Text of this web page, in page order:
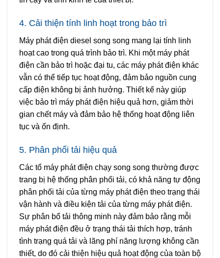
4. Cải thiện tính linh hoạt trong bảo trì
Máy phát điện diesel song song mang lại tính linh
hoạt cao trong quá trình bảo trì. Khi một máy phát
điện cần bảo trì hoặc đại tu, các máy phát điện khác
vẫn có thể tiếp tục hoạt động, đảm bảo nguồn cung
cấp điện không bị ảnh hưởng. Thiết kế này giúp
việc bảo trì máy phát điện hiệu quả hơn, giảm thời
gian chết máy và đảm bảo hệ thống hoạt động liên
tục và ổn định.
5. Phân phối tải hiệu quả
Các tổ máy phát điện chạy song song thường được
trang bị hệ thống phân phối tải, có khả năng tự động
phân phối tải của từng máy phát điện theo trạng thái
vận hành và điều kiện tải của từng máy phát điện.
Sự phân bổ tải thông minh này đảm bảo rằng mỗi
máy phát điện đều ở trạng thái tải thích hợp, tránh
tình trạng quá tải và lãng phí năng lượng không cần
thiết, do đó cải thiện hiệu quả hoạt động của toàn bộ